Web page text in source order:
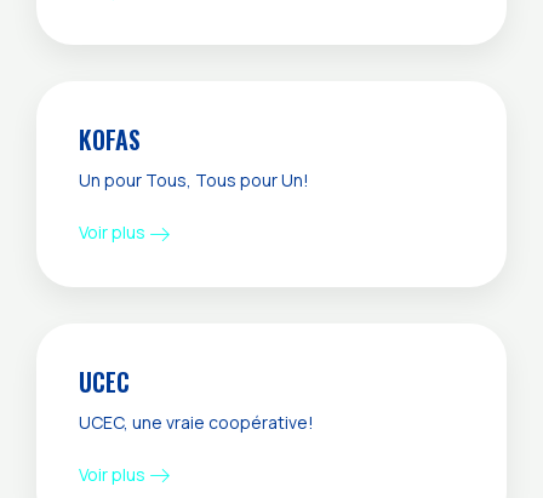
KOFAS
Un pour Tous, Tous pour Un!
Voir plus
UCEC
UCEC, une vraie coopérative!
Voir plus